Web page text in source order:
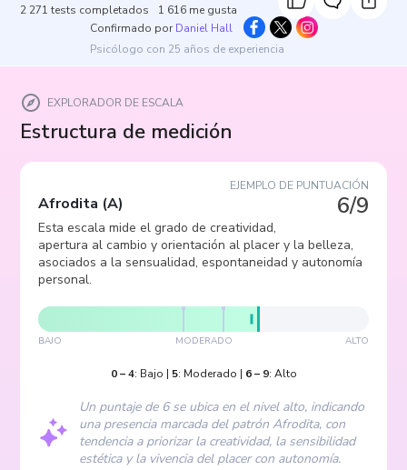
2 271 tests completados 1 616 me gusta
Confirmado por Daniel Hall
Psicólogo con 25 años de experiencia
EXPLORADOR DE ESCALA
Estructura de medición
EJEMPLO DE PUNTUACIÓN
6/9
Afrodita (A)
Esta escala mide el grado de creatividad,
apertura al cambio y orientación al placer y la belleza,
asociados a la sensualidad, espontaneidad y autonomía
personal.
BAJO MODERADO ALTO
0–4: Bajo | 5: Moderado | 6– 9: Alto
Un puntaje de 6 se ubica en el nivel alto, indicando
una presencia marcada del patrón Afrodita, con
tendencia a priorizar la creatividad, la sensibilidad
estética y la vivencia del placer con autonomía.